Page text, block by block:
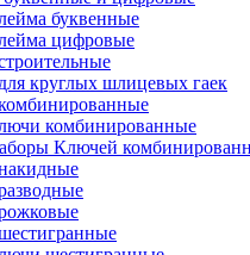
буквенные
цифровые
круглых шлицевых гаек
комбинированные
Ключей